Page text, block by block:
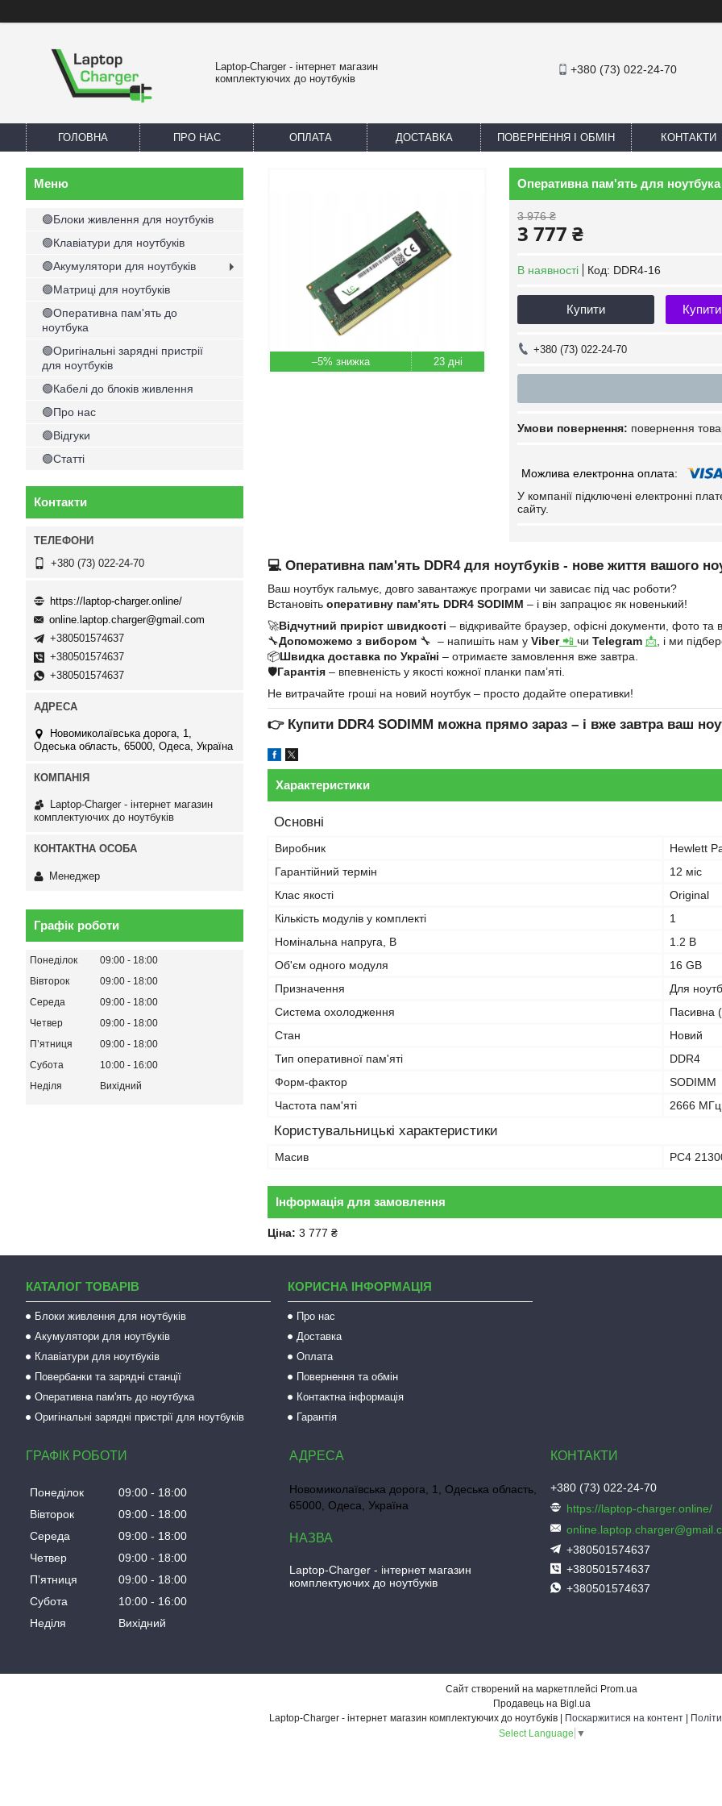
Laptop-Charger - інтернет магазин
комплектуючих до ноутбуків
+380 (73) 022-24-70
ГОЛОВНА ПРО НАС ОПЛАТА ДОСТАВКА ПОВЕРНЕННЯ І ОБМІН КОНТАКТИ
–5% 23 дні
Оперативна пам'ять для
3 976 ₴
3 777 ₴
В наявності Код: DDR4-16
Купити
+380 (73) 022-24-70
повернення
У компанії підключені електронні
сайту.
💻 Оперативна пам'ять DDR4 для ноутбуків - нове життя вашого
Ваш ноутбук гальмує, довго завантажує програми чи зависає під час роботи?
Встановіть оперативну пам’ять DDR4 SODIMM – і він запрацює як новенький!
🚀Відчутний приріст швидкості – відкривайте браузер, офісні документи, фото та
🔧Допоможемо з вибором 🔧 – напишіть нам у Viber📲 чи Telegram 📩 , і ми
📦Швидка доставка по Україні – отримаєте замовлення вже завтра.
🛡Гарантія – впевненість у якості кожної планки пам’яті.
Не витрачайте гроші на новий ноутбук – просто додайте оперативки!
👉 Купити DDR4 SODIMM можна прямо зараз – і вже завтра ваш
Характеристики
Основні
Виробник
Hewlett
Гарантійний термін
12 міс
Клас якості
Original
Кількість модулів у комплекті
1
Номінальна напруга, В
1.2 В
Об'єм одного модуля
16 GB
Призначення
Для
Система охолодження
Пасивна
Стан
Новий
Тип оперативної пам'яті
DDR4
Форм-фактор
SODIMM
Частота пам'яті
2666 МГц
Користувальницькі характеристики
Масив PC4
Інформація для замовлення
Ціна: 3 777 ₴
🟢Блоки живлення для ноутбуків
🟢Клавіатури для ноутбуків
🟢Акумулятори для ноутбуків
🟢Матриці для ноутбуків
🟢Оперативна пам'ять до
ноутбука
🟢Оригінальні зарядні пристрії
для ноутбуків
🟢Кабелі до блоків живлення
🟢Про нас
🟢Відгуки
🟢Статті
Контакти
+380 (73) 022-24-70
https://laptop-charger.online/
online.laptop.charger@gmail.com
+380501574637
+380501574637
+380501574637
Новомиколаївська дорога, 1,
Одеська область, 65000, Одеса, Україна
Laptop-Charger - інтернет магазин
комплектуючих до ноутбуків
Менеджер
Графік роботи
Понеділок 09:00
18:00
Вівторок
09:00
18:00
Середа
09:00
18:00
Четвер
09:00
18:00
Пʼятниця
09:00
18:00
Субота
10:00
16:00
Неділя
Вихідний
КАТАЛОГ ТОВАРІВ
Блоки живлення для ноутбуків
Акумулятори для ноутбуків
Клавіатури для ноутбуків
Повербанки та зарядні станції
Оперативна пам'ять до ноутбука
Оригінальні зарядні пристрії для ноутбуків
КОРИСНА ІНФОРМАЦІЯ
Про нас
Доставка
Оплата
Повернення та обмін
Контактна інформація
Гарантія
ГРАФІК РОБОТИ
Понеділок 09:00
18:00
Вівторок
09:00
18:00
Середа
09:00
18:00
Четвер
09:00
18:00
Пʼятниця
09:00
18:00
Субота
10:00
16:00
Неділя
Вихідний
Новомиколаївська дорога, 1, Одеська область,
65000, Одеса, Україна
Laptop-Charger - інтернет магазин
комплектуючих до ноутбуків
+380 (73) 022-24-70
https://laptop-charger.online/
+380501574637
+380501574637
+380501574637
Сайт створений на маркетплейсі Prom.ua
Продавець на Bigl.ua
Поскаржитися на контент
Select Language ▼